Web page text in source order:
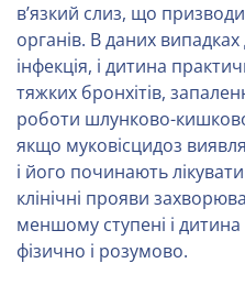
в’язкий слиз, що
органів. В даних
інфекція, і дитина
тяжких бронхітів,
роботи шлунково-
якщо муковісцидоз
і його починають
клінічні прояви
меншому ступені і
фізично і розумово.